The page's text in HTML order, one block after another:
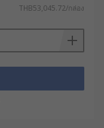
THB53,045.72/กล่อง